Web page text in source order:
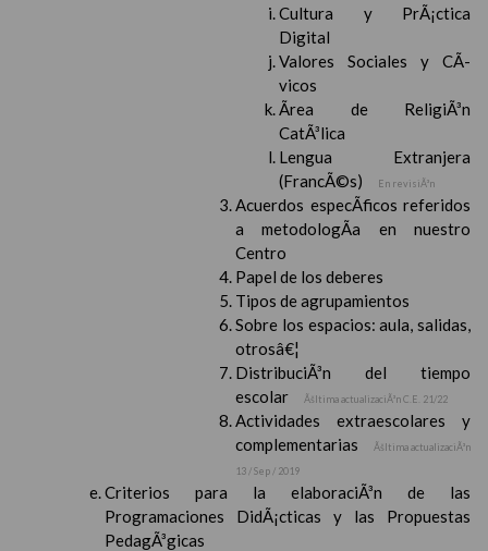
Cultura y PrÃ¡ctica
Digital
Valores Sociales y CÃ­
vicos
Ãrea de ReligiÃ³n
CatÃ³lica
Lengua Extranjera
(FrancÃ©s)
En revisiÃ³n
Acuerdos especÃ­ficos referidos
a metodologÃ­a en nuestro
Centro
Papel de los deberes
Tipos de agrupamientos
Sobre los espacios: aula, salidas,
otrosâ€¦
DistribuciÃ³n del tiempo
escolar
Ãšltima actualizaciÃ³n C.E. 21/22
Actividades extraescolares y
complementarias
Ãšltima actualizaciÃ³n
13 / Sep / 2019
Criterios para la elaboraciÃ³n de las
Programaciones DidÃ¡cticas y las Propuestas
PedagÃ³gicas